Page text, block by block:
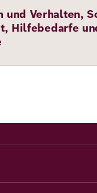
und Verhalten,
Hilfebedarfe